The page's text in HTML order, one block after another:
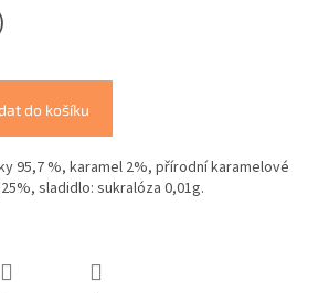
do košíku
95,7 %, karamel 2%, přírodní karamelové
sladidlo: sukralóza 0,01g.